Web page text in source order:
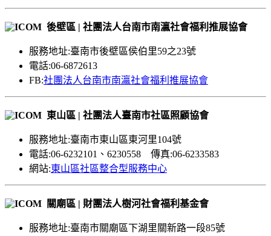
後壁區 | 社團法人台南市南瀛社會福利推展協會
服務地址:臺南市後壁區侯伯里59之23號
電話:06-6872613
FB:社團法人台南市南瀛社會福利推展協會
東山區 | 社團法人臺南市社區照顧協會
服務地址:臺南市東山區東河里104號
電話:06-6232101、6230558 傳真:06-6233583
網站:東山區社區整合型服務中心
關廟區 | 財團法人樹河社會福利基金會
服務地址:臺南市關廟區下湖里關新路一段85號